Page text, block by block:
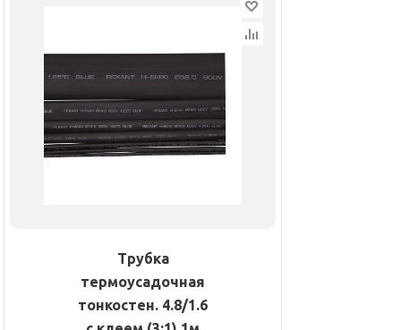
Трубка
термоусадочная
тонкостен. 4.8/1.6